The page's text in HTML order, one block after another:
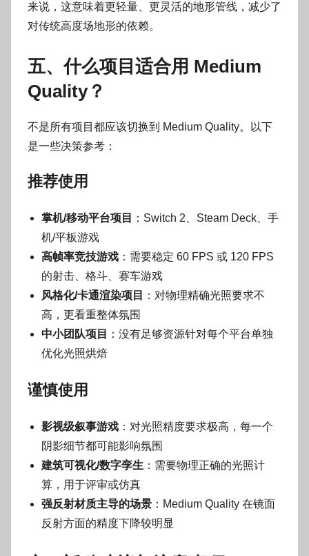
来说，这意味着更轻量、更灵活的地形管线，减少了
对传统高度场地形的依赖。
五、什么项目适合用 Medium
Quality？
不是所有项目都应该切换到 Medium Quality。以下
是一些决策参考：
推荐使用
掌机/移动平台项目
：Switch 2、Steam Deck、手
机/平板游戏
高帧率竞技游戏 ：需要稳定 60 FPS 或 120 FPS
的射击、格斗、赛车游戏
风格化/卡通渲染项目
：对物理精确光照要求不
高，更看重整体氛围
中小团队项目
：没有足够资源针对每个平台单独
优化光照烘焙
谨慎使用
影视级叙事游戏 ：对光照精度要求极高，每一个
阴影细节都可能影响氛围
建筑可视化/数字孪生 ：需要物理正确的光照计
算，用于评审或仿真
强反射材质主导的场景 ：Medium Quality 在镜面
反射方面的精度下降较明显